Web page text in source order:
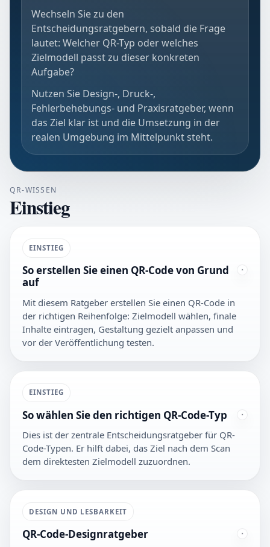
Wechseln Sie zu den
Entscheidungsratgebern, sobald die Frage
lautet: Welcher QR-Typ oder welches
Zielmodell passt zu dieser konkreten
Aufgabe?
Nutzen Sie Design-, Druck-,
Fehlerbehebungs- und Praxisratgeber, wenn
das Ziel klar ist und die Umsetzung in der
realen Umgebung im Mittelpunkt steht.
QR-WISSEN
Einstieg
EINSTIEG
So erstellen Sie einen QR-Code von Grund
auf
Mit diesem Ratgeber erstellen Sie einen QR-Code in
der richtigen Reihenfolge: Zielmodell wählen, finale
Inhalte eintragen, Gestaltung gezielt anpassen und
vor der Veröffentlichung testen.
EINSTIEG
So wählen Sie den richtigen QR-Code-Typ
Dies ist der zentrale Entscheidungsratgeber für QR-
Code-Typen. Er hilft dabei, das Ziel nach dem Scan
dem direktesten Zielmodell zuzuordnen.
DESIGN UND LESBARKEIT
QR-Code-Designratgeber